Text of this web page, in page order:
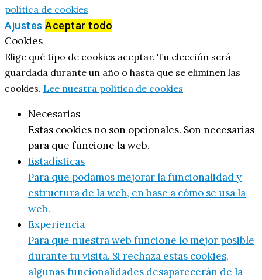
política de cookies
Ajustes Aceptar todo
Cookies
Elige qué tipo de cookies aceptar. Tu elección será
guardada durante un año o hasta que se eliminen las
cookies. Lee nuestra política de cookies
Necesarias
Estas cookies no son opcionales. Son necesarias
para que funcione la web.
Estadísticas
Para que podamos mejorar la funcionalidad y
estructura de la web, en base a cómo se usa la
web.
Experiencia
Para que nuestra web funcione lo mejor posible
durante tu visita. Si rechaza estas cookies,
algunas funcionalidades desaparecerán de la